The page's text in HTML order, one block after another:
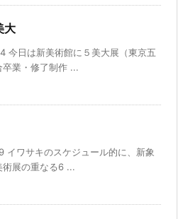
大
今日は新美術館に５美大展（東京五
卒業・修了制作 ...
イワサキのスケジュール的に、新象
術展の重なる6 ...